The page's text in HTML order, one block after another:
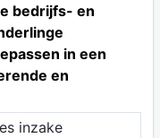
bedrijfs- en
in een
en
inzake